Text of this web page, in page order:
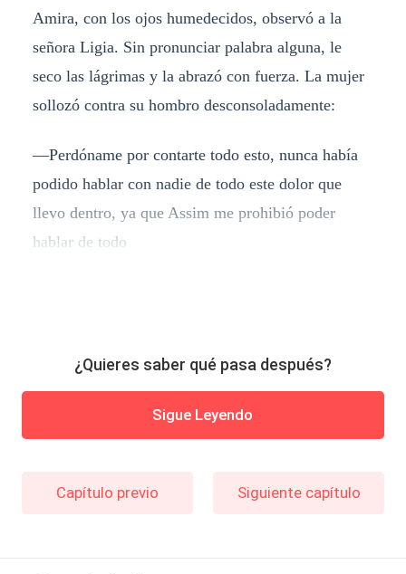
Amira, con los ojos humedecidos, observó a la
señora Ligia. Sin pronunciar palabra alguna, le
seco las lágrimas y la abrazó con fuerza. La mujer
sollozó contra su hombro desconsoladamente:
—Perdóname por contarte todo esto, nunca había
podido hablar con nadie de todo este dolor que
llevo dentro, ya que Assim me prohibió poder
hablar de todo
¿Quieres saber qué pasa después?
Sigue Leyendo
Capítulo previo Siguiente capítulo